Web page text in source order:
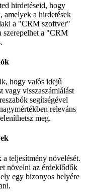
hirdetéseid, hogy
amelyek a hirdetések
a "CRM szoftver"
szerepelhet a "CRM
hogy valós idejű
vagy visszaszámlálást
segítségével
releváns
meg.
a teljesítmény növelését.
növelni az érdeklődők
egy bizonyos helyére